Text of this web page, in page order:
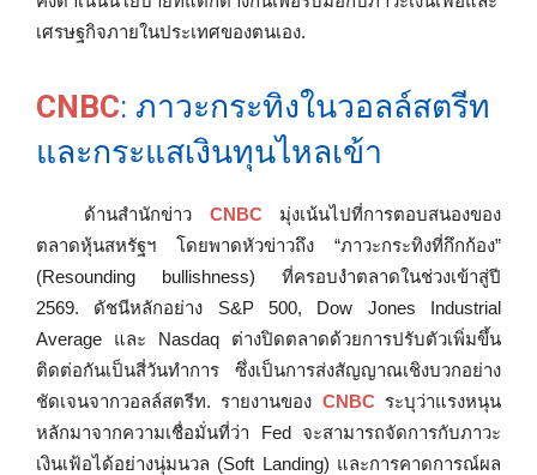
เศรษฐกิจภายในประเทศของตนเอง.
CNBC: ภาวะกระทิงในวอลล์สตรีท
และกระแสเงินทุนไหลเข้า
ด้านสำนักข่าว CNBCมุ่งเน้นไปที่การตอบสนองของ
ตลาดหุ้นสหรัฐฯ โดยพาดหัวข่าวถึง “ภาวะกระทิงที่กึกก้อง”
(Resounding bullishness) ที่ครอบงำตลาดในช่วงเข้าสู่ปี
2569. ดัชนีหลักอย่าง S&P 500, Dow Jones Industrial
Average และ Nasdaq ต่างปิดตลาดด้วยการปรับตัวเพิ่มขึ้น
ติดต่อกันเป็นสี่วันทำการ ซึ่งเป็นการส่งสัญญาณเชิงบวกอย่าง
ชัดเจนจากวอลล์สตรีท. รายงานของ CNBCระบุว่าแรงหนุน
หลักมาจากความเชื่อมั่นที่ว่า Fed จะสามารถจัดการกับภาวะ
เงินเฟ้อได้อย่างนุ่มนวล (Soft Landing) และการคาดการณ์ผล